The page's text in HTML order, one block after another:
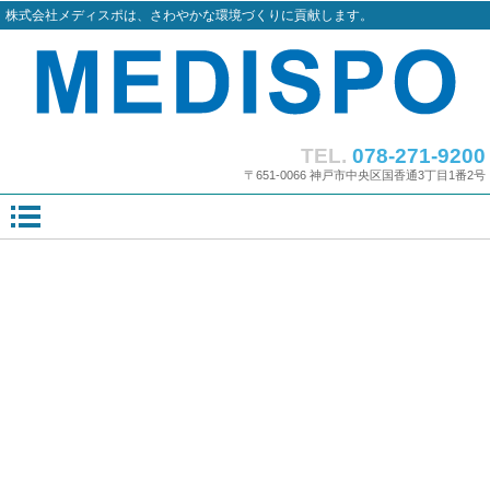
株式会社メディスポは、さわやかな環境づくりに貢献します。
TEL. 078-271-9200
〒651-0066 神戸市中央区国香通3丁目1番2号